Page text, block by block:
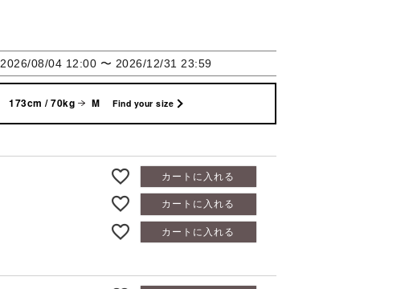
2026/08/04 12:00 〜 2026/12/31 23:59
173cm / 70kg M Find your size
カートに入れる
カートに入れる
カートに入れる